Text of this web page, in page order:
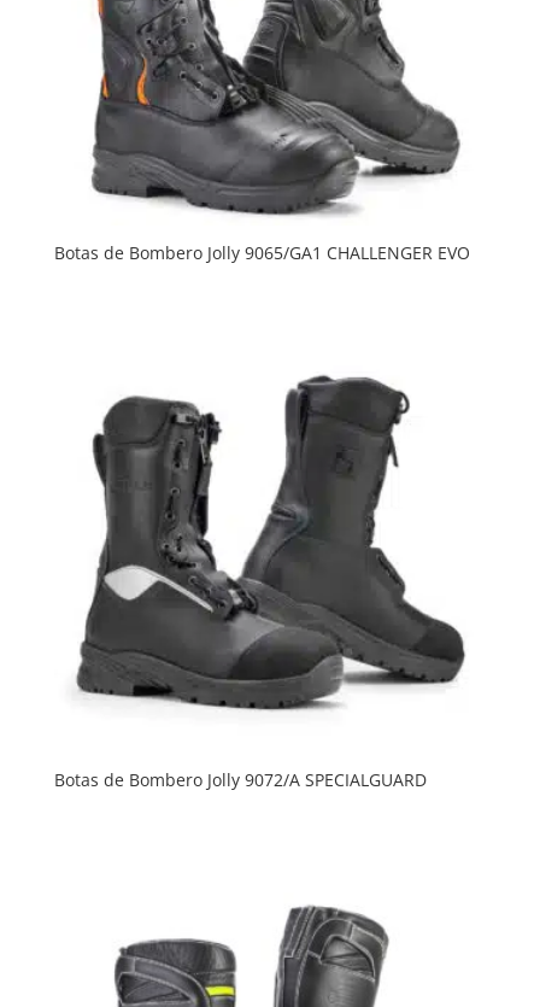
Botas de Bombero Jolly 9065/GA1 CHALLENGER EVO
Botas de Bombero Jolly 9072/A SPECIALGUARD